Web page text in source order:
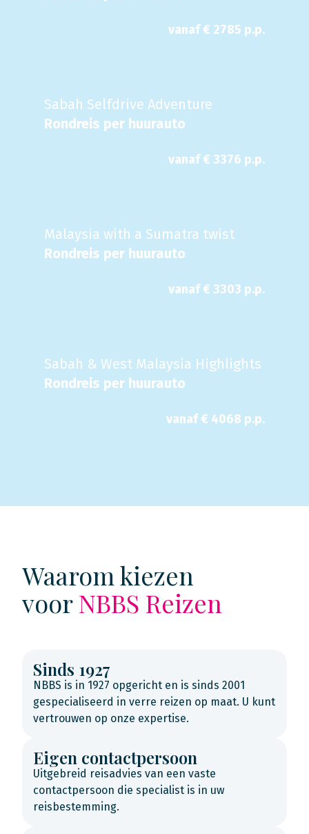
vanaf € 2785 p.p.
Sabah Selfdrive Adventure
Rondreis per huurauto
vanaf € 3376 p.p.
Malaysia with a Sumatra twist
Rondreis per huurauto
vanaf € 3303 p.p.
Sabah & West Malaysia Highlights
Rondreis per huurauto
vanaf € 4068 p.p.
Waarom kiezen
voorNBBS Reizen
Sinds 1927
NBBS is in 1927 opgericht en is sinds 2001
gespecialiseerd in verre reizen op maat. U kunt
vertrouwen op onze expertise.
Eigen contactpersoon
Uitgebreid reisadvies van een vaste
contactpersoon die specialist is in uw
reisbestemming.